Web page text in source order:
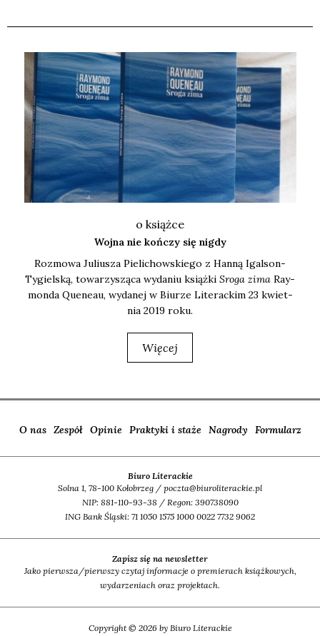
o książce
Wojna nie kończy się nigdy
Roz­mo­wa Juliu­sza Pie­li­chow­skie­go z Han­ną Igal­son-
Tygiel­ską, towa­rzy­szą­ca wyda­niu książ­ki Sro­ga zima Ray­
mon­da Quene­au, wyda­nej w Biu­rze Lite­rac­kim 23 kwiet­
nia 2019 roku.
Więcej
O nas Zespół Opinie Praktyki i staże Nagrody Formularz
Biuro Literackie
Solna 1, 78-100 Kołobrzeg / poczta@biuroliterackie.pl
NIP: 881-110-93-38 / Regon: 390738090
ING Bank Śląski: 71 1050 1575 1000 0022 7732 9062
Zapisz się na newsletter
Jako pierwsza/pierwszy czytaj informacje o premierach książkowych,
wydarzeniach oraz projektach.
Copyright © 2026 by Biuro Literackie